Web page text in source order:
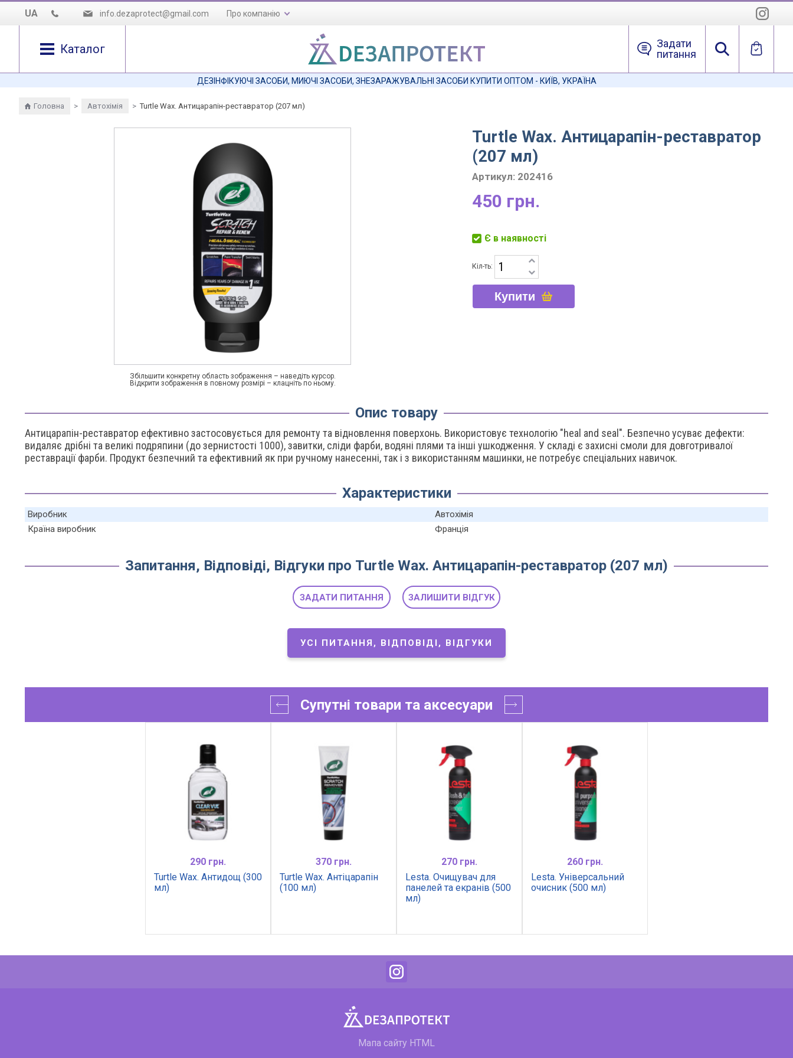
UA info.dezaprotect@gmail.com Про компанію
Як нас знайти
Каталог
Задати
питання
ДЕЗІНФІКУЮЧІ ЗАСОБИ, МИЮЧІ ЗАСОБИ, ЗНЕЗАРАЖУВАЛЬНІ ЗАСОБИ КУПИТИ ОПТОМ - КИЇВ, УКРАЇНА
Головна > Автохімія > Turtle Wax. Антицарапін-реставратор (207 мл)
Збільшити конкретну область зображення – наведіть курсор.
Відкрити зображення в повному розмірі – клацніть по ньому.
Turtle Wax. Антицарапін-реставратор
(207 мл)
Артикул: 202416
450 грн.
Є в наявності
Кіл-ть:
Купити
Опис товару
Антицарапін-реставратор ефективно застосовується для ремонту та відновлення поверхонь. Використовує технологію "heal and seal". Безпечно усуває дефекти:
видаляє дрібні та великі подряпини (до зернистості 1000), завитки, сліди фарби, водяні плями та інші ушкодження. У складі є захисні смоли для довготривалої
реставрації фарби. Продукт безпечний та ефективний як при ручному нанесенні, так і з використанням машинки, не потребує спеціальних навичок.
Характеристики
Виробник
Автохімія
Країна виробник
Франція
Запитання, Відповіді, Відгуки про Turtle Wax. Антицарапін-реставратор (207 мл)
ЗАДАТИ ПИТАННЯ ЗАЛИШИТИ ВІДГУК
УСІ ПИТАННЯ, ВІДПОВІДІ, ВІДГУКИ
Супутні товари та аксесуари
290 грн.
Turtle Wax. Антидощ (300
мл)
370 грн.
Turtle Wax. Антіцарапін
(100 мл)
270 грн.
Lesta. Очищувач для
панелей та екранів (500
мл)
260 грн.
Lesta. Універсальний
очисник (500 мл)
Мапа сайту HTML